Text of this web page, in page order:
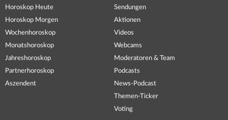
Horoskop Heute
Horoskop Morgen
Wochenhoroskop
Monatshoroskop
Jahreshoroskop
Partnerhoroskop
Aszendent
Sendungen
Aktionen
Videos
Webcams
Moderatoren & Team
Podcasts
News-Podcast
Themen-Ticker
Voting